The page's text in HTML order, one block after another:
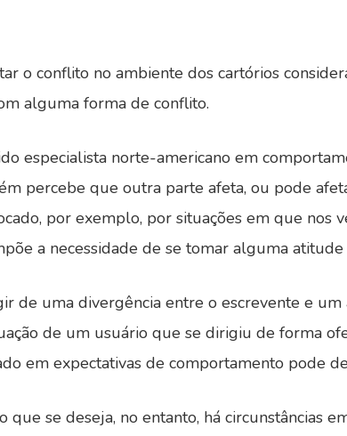
o conflito no ambiente dos cartórios
alguma forma de conflito.
especialista norte-americano em
percebe que outra parte afeta, ou pode
por exemplo, por situações em que nos
a necessidade de se tomar alguma atitude
de uma divergência entre o escrevente e
de um usuário que se dirigiu de forma
em expectativas de comportamento pode
se deseja, no entanto, há circunstâncias